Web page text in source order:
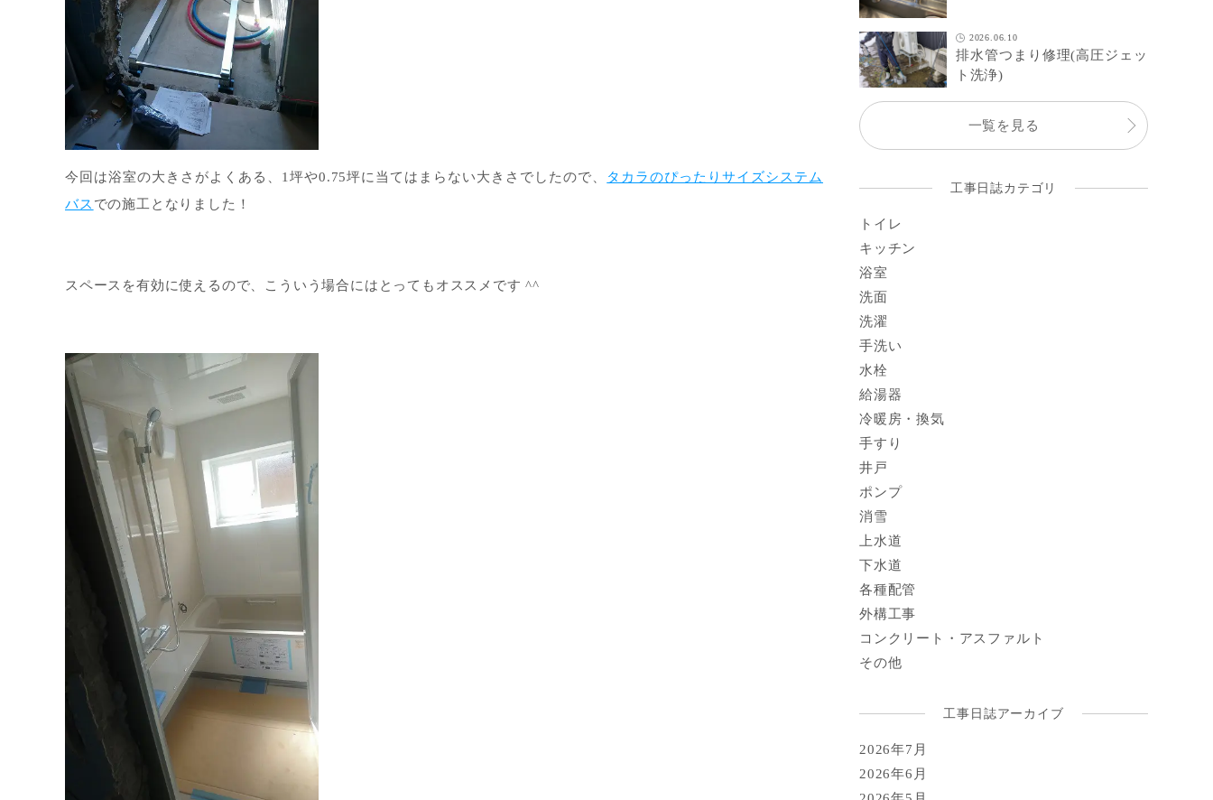
今回は浴室の大きさがよくある、1坪や0.75坪に当てはまらない大きさでしたので、
タカラのぴったりサイズシステム
バス での施工となりました！
スペースを有効に使えるので、こういう場合にはとってもオススメです ^^
2026.06.10
排水管つまり修理(高圧ジェッ
ト洗浄)
一覧を見る
工事日誌カテゴリ
トイレ
キッチン
浴室
洗面
洗濯
手洗い
水栓
給湯器
冷暖房・換気
手すり
井戸
ポンプ
消雪
上水道
下水道
各種配管
外構工事
コンクリート・アスファルト
その他
工事日誌アーカイブ
2026年7月
2026年6月